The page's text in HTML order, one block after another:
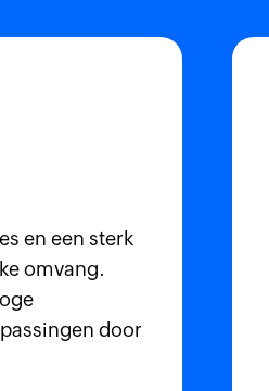
en een sterk
omvang.
door